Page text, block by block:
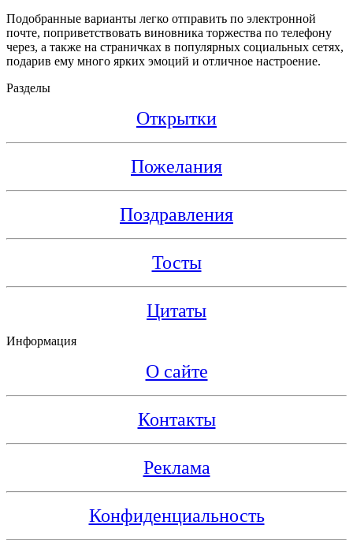
Подобранные варианты легко отправить по электронной
почте, поприветствовать виновника торжества по телефону
через, а также на страничках в популярных социальных сетях,
подарив ему много ярких эмоций и отличное настроение.
Разделы
Открытки
Пожелания
Поздравления
Тосты
Цитаты
Информация
О сайте
Контакты
Реклама
Конфиденциальность